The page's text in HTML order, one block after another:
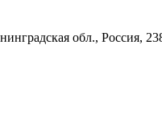
обл., Россия,